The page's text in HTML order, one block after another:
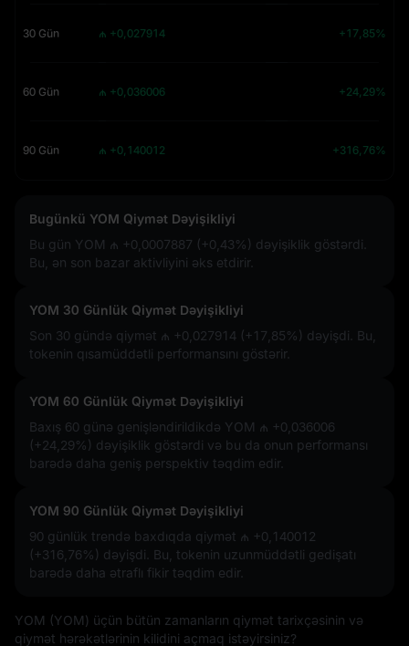
30 Gün ₼ +0,027914 +17,85%
60 Gün ₼ +0,036006 +24,29%
90 Gün ₼ +0,140012 +316,76%
Bugünkü YOM Qiymət Dəyişikliyi
Bu gün YOM ₼ +0,0007887 (+0,43%) dəyişiklik göstərdi.
Bu, ən son bazar aktivliyini əks etdirir.
YOM 30 Günlük Qiymət Dəyişikliyi
Son 30 gündə qiymət ₼ +0,027914 (+17,85%) dəyişdi. Bu,
tokenin qısamüddətli performansını göstərir.
YOM 60 Günlük Qiymət Dəyişikliyi
Baxış 60 günə genişləndirildikdə YOM ₼ +0,036006
(+24,29%) dəyişiklik göstərdi və bu da onun performansı
barədə daha geniş perspektiv təqdim edir.
YOM 90 Günlük Qiymət Dəyişikliyi
90 günlük trendə baxdıqda qiymət ₼ +0,140012
(+316,76%) dəyişdi. Bu, tokenin uzunmüddətli gedişatı
barədə daha ətraflı fikir təqdim edir.
YOM (YOM) üçün bütün zamanların qiymət tarixçəsinin və
qiymət hərəkətlərinin kilidini açmaq istəyirsiniz?